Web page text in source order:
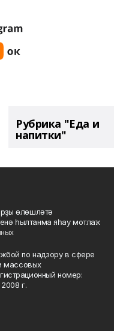
Рубрика "Еда и
напитки"
өлөшләтә
һылтанма яһау мотлаҡ.
по надзору в сфере
массовых
номер:
г.